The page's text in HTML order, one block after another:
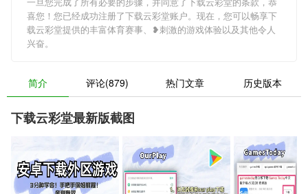
喜您！您已经成功注册了下载云彩堂账户。现在，您可以畅享下
载云彩堂提供的丰富体育赛事、❥刺激的游戏体验以及其他令人
兴奋。
简介 评论(879) 热门文章 历史版本
下载云彩堂最新版截图